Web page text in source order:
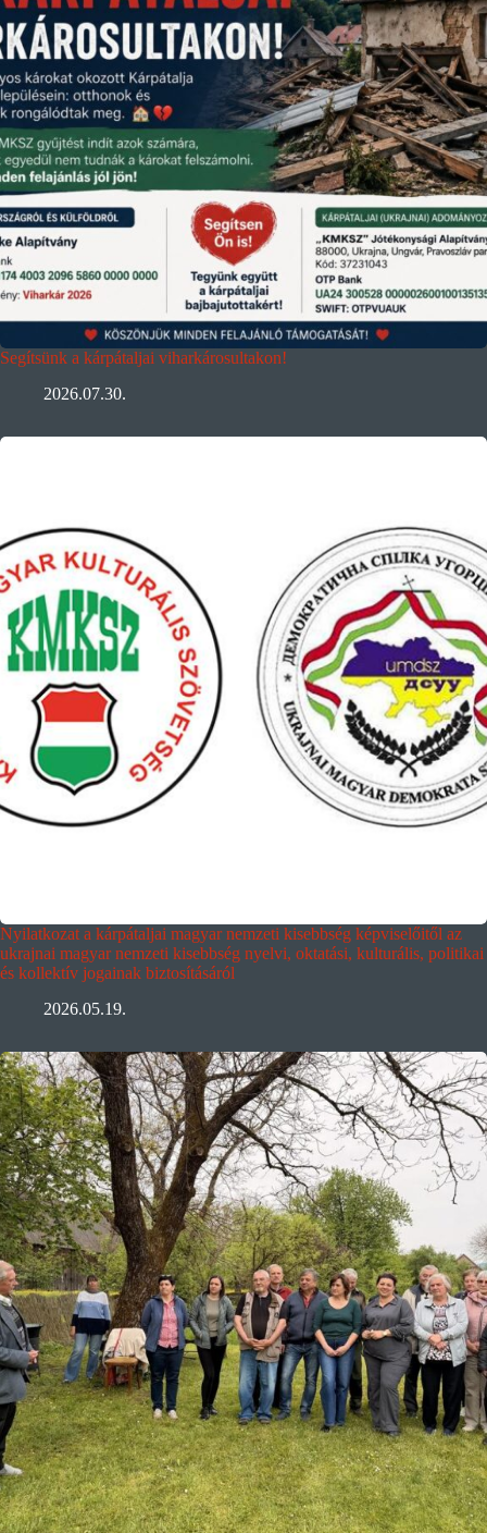
Segítsünk a kárpátaljai viharkárosultakon!
2026.07.30.
Nyilatkozat a kárpátaljai magyar nemzeti kisebbség képviselőitől az
ukrajnai magyar nemzeti kisebbség nyelvi, oktatási, kulturális, politikai
és kollektív jogainak biztosításáról
2026.05.19.